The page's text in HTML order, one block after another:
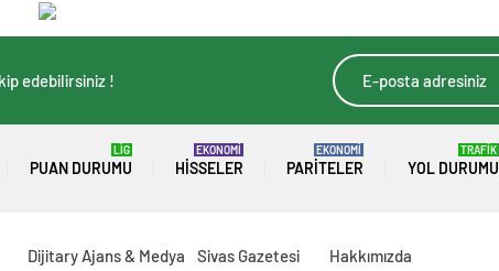
edebilirsiniz !
PUAN DURUMU
LİG
HISSELER
EKONOMİ
PARITELER
EKONOMİ
YOL DURUMU
TRAFİK
Dijitary Ajans & Medya
Sivas Gazetesi
Hakkımızda